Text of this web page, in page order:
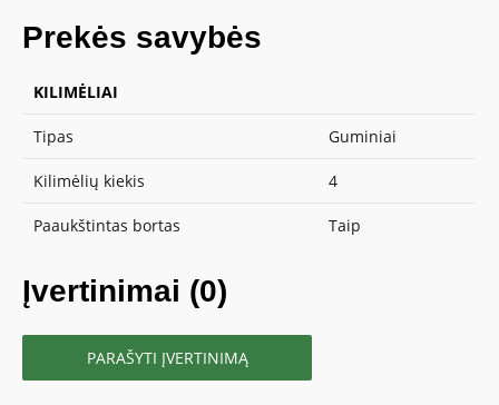
Prekės savybės
KILIMĖLIAI
Tipas Guminiai
Kilimėlių kiekis 4
Paaukštintas bortas Taip
Įvertinimai (0)
PARAŠYTI ĮVERTINIMĄ